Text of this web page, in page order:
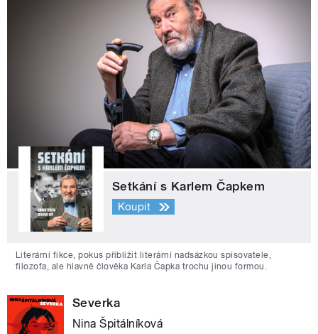
Setkání s Karlem Čapkem
Koupit
Literární fikce, pokus přiblížit literární nadsázkou spisovatele,
filozofa, ale hlavně člověka Karla Čapka trochu jinou formou.
Severka
Nina Špitálníková